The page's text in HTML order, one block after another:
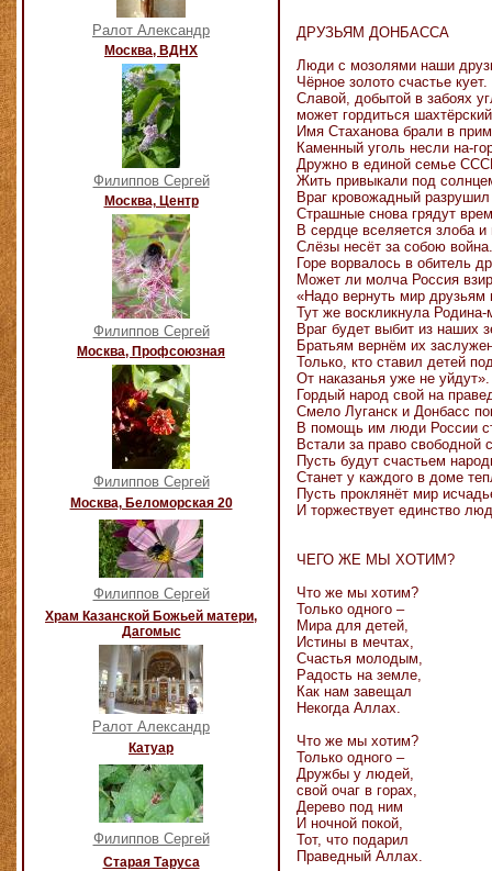
Ралот Александр
Москва, ВДНХ
Филиппов Сергей
Москва, Центр
Филиппов Сергей
Москва, Профсоюзная
Филиппов Сергей
Москва, Беломорская 20
Филиппов Сергей
Храм Казанской Божьей матери,
Дагомыс
Ралот Александр
Катуар
Филиппов Сергей
Старая Таруса
ДРУЗЬЯМ ДОНБАССА
Люди с мозолями наши
Чёрное золото счастье кует.
Славой, добытой в забоях
может гордиться
Имя Стаханова брали в
Каменный уголь несли на-
Дружно в единой семье
Жить привыкали под
Враг кровожадный
Страшные снова грядут
В сердце вселяется злоба и
Слёзы несёт за собою война.
Горе ворвалось в обитель
Может ли молча Россия
«Надо вернуть мир друзьям
Тут же воскликнула Родина-
Враг будет выбит из наших
Братьям вернём их
Только, кто ставил детей
От наказанья уже не уйдут».
Гордый народ свой на
Смело Луганск и Донбасс
В помощь им люди России
Встали за право свободной
Пусть будут счастьем
Станет у каждого в доме
Пусть проклянёт мир
И торжествует единство
ЧЕГО ЖЕ МЫ ХОТИМ?
Что же мы хотим?
Только одного –
Мира для детей,
Истины в мечтах,
Счастья молодым,
Радость на земле,
Как нам завещал
Некогда Аллах.
Что же мы хотим?
Только одного –
Дружбы у людей,
свой очаг в горах,
Дерево под ним
И ночной покой,
Тот, что подарил
Праведный Аллах.